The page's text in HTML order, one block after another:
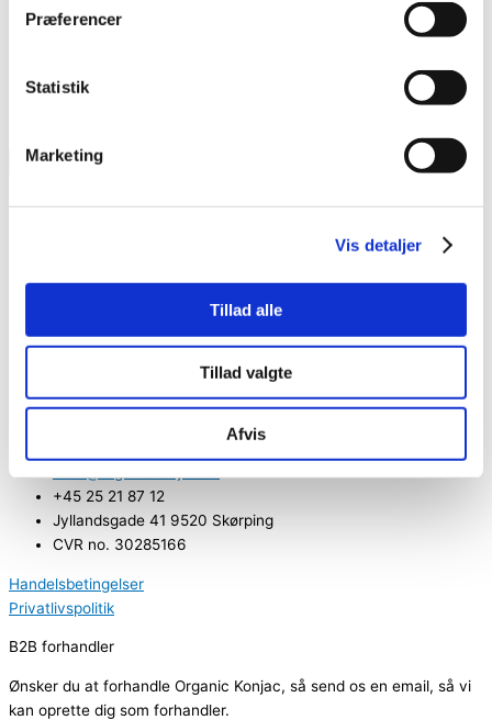
Præferencer
Statistik
Marketing
Vis detaljer
Tillad alle
Tillad valgte
Afvis
Mænd
Svampe
Organic Konjac Mask – Rose
+45 25 21 87 12
Jyllandsgade 41 9520 Skørping
CVR no. 30285166
Handelsbetingelser
Privatlivspolitik
B2B forhandler
Ønsker du at forhandle Organic Konjac, så send os en email, så vi
kan oprette dig som forhandler.